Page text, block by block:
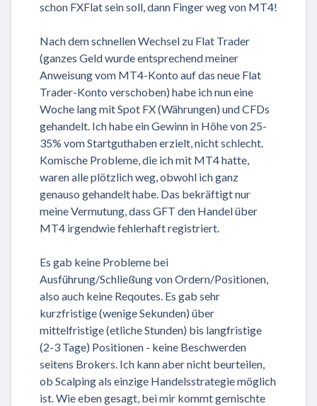
schon FXFlat sein soll, dann Finger weg von MT4!
Nach dem schnellen Wechsel zu Flat Trader
(ganzes Geld wurde entsprechend meiner
Anweisung vom MT4-Konto auf das neue Flat
Trader-Konto verschoben) habe ich nun eine
Woche lang mit Spot FX (Währungen) und CFDs
gehandelt. Ich habe ein Gewinn in Höhe von 25-
35% vom Startguthaben erzielt, nicht schlecht.
Komische Probleme, die ich mit MT4 hatte,
waren alle plötzlich weg, obwohl ich ganz
genauso gehandelt habe. Das bekräftigt nur
meine Vermutung, dass GFT den Handel über
MT4 irgendwie fehlerhaft registriert.
Es gab keine Probleme bei
Ausführung/Schließung von Ordern/Positionen,
also auch keine Reqoutes. Es gab sehr
kurzfristige (wenige Sekunden) über
mittelfristige (etliche Stunden) bis langfristige
(2-3 Tage) Positionen - keine Beschwerden
seitens Brokers. Ich kann aber nicht beurteilen,
ob Scalping als einzige Handelsstrategie möglich
ist. Wie eben gesagt, bei mir kommt gemischte